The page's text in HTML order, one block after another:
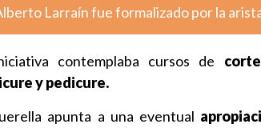
Larraín fue formalizado por la
contemplaba cursos de
y pedicure.
apunta a una eventual